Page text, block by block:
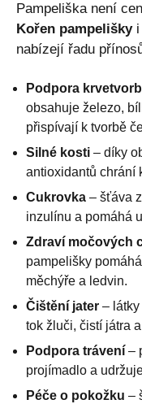
Pampeliška není
Kořen pampeliškyi
nabízejí řadu
Podpora
obsahuje železo,
přispívají k tvorbě
Silné kosti – díky
antioxidantů chrání
Cukrovka – šťáva
inzulínu a pomáhá
Zdraví močových
pampelišky
měchýře a ledvin.
Čištění jater –
tok žluči, čistí játra
Podpora trávení –
projímadlo a
Péče o pokožku –